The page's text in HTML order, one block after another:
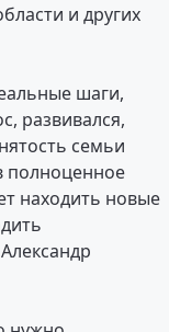
и других
шаги,
развивался,
семьи
полноценное
находить новые